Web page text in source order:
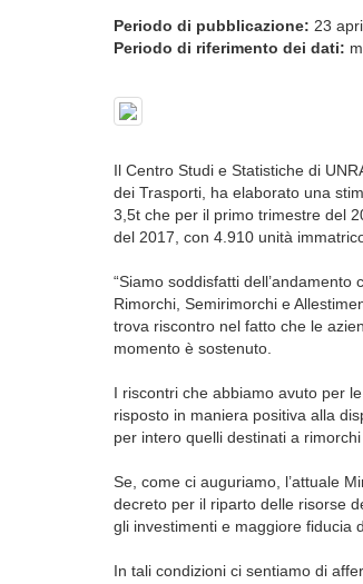
Periodo di pubblicazione: 23
Periodo di riferimento dei dati:
Il Centro Studi e Statistiche di
dei Trasporti, ha elaborato una
3,5t che per il primo trimestre del
del 2017, con 4.910 unità
“Siamo soddisfatti
Rimorchi, Semirimorchi e
trova riscontro nel fatto che le
momento è sostenuto.
I riscontri che abbiamo avuto per
risposto in maniera positiva alla
per intero quelli destinati a
Se, come ci auguriamo, l’attuale
decreto per il riparto delle risorse
gli investimenti e maggiore fiducia
In tali condizioni ci sentiamo di